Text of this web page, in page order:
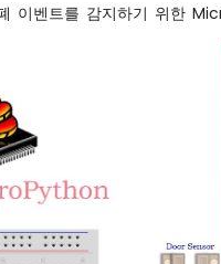
이벤트를 감지하기 위한